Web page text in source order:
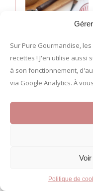
Sur Pure Gourmandise,
recettes ! J'en utilise aussi
à son fonctionnement,
via Google Analytics. À
Politique de